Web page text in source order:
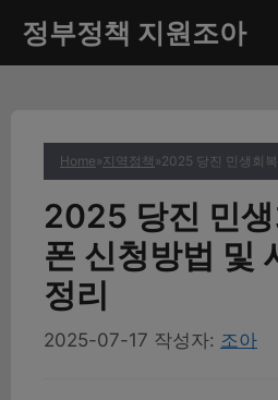
츠
정부정책 지원조아
Home»지역정책 »
2025 당진 민
폰 신청방법 및
정리
2025-07-17 작성자: 조아